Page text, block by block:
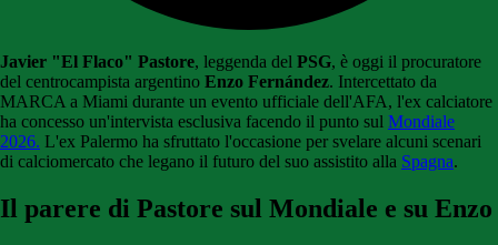
Javier "El Flaco" Pastore, leggenda del PSG, è oggi il procuratore
del centrocampista argentino Enzo Fernández. Intercettato da
MARCA a Miami durante un evento ufficiale dell'AFA, l'ex calciatore
ha concesso un'intervista esclusiva facendo il punto sul Mondiale
2026. L'ex Palermo ha sfruttato l'occasione per svelare alcuni scenari
di calciomercato che legano il futuro del suo assistito alla Spagna.
Il parere di Pastore sul Mondiale e su Enzo